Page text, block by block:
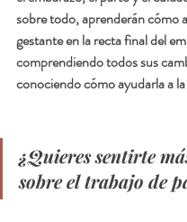
sobre todo, aprenderán cómo
gestante en la recta final del
comprendiendo todos sus
conociendo cómo ayudarla a
¿Quieres sentirte
sobre el trabajo de